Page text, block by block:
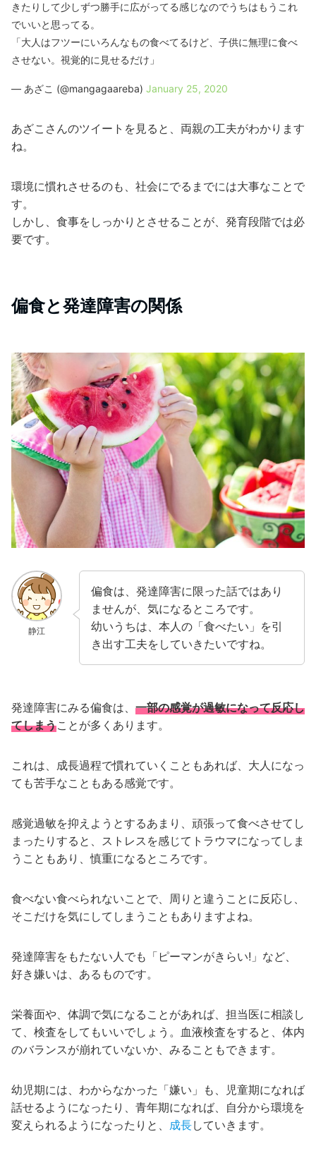
きたりして少しずつ勝手に広がってる感じなのでうちはもうこれ
でいいと思ってる。
「大人はフツーにいろんなもの食べてるけど、子供に無理に食べ
させない。視覚的に見せるだけ」
— あざこ (@mangagaareba) January 25, 2020
あざこさんのツイートを見ると、両親の工夫がわかります
ね。
環境に慣れさせるのも、社会にでるまでには大事なことで
す。
しかし、食事をしっかりとさせることが、発育段階では必
要です。
偏食と発達障害の関係
静江
偏食は、発達障害に限った話ではあり
ませんが、気になるところです。
幼いうちは、本人の「食べたい」を引
き出す工夫をしていきたいですね。
発達障害にみる偏食は、 一部の感覚が過敏になって反応し
てしまうことが多くあります。
これは、成長過程で慣れていくこともあれば、大人になっ
ても苦手なこともある感覚です。
感覚過敏を抑えようとするあまり、頑張って食べさせてし
まったりすると、ストレスを感じてトラウマになってしま
うこともあり、慎重になるところです。
食べない食べられないことで、周りと違うことに反応し、
そこだけを気にしてしまうこともありますよね。
発達障害をもたない人でも「ピーマンがきらい!」など、
好き嫌いは、あるものです。
栄養面や、体調で気になることがあれば、担当医に相談し
て、検査をしてもいいでしょう。血液検査をすると、体内
のバランスが崩れていないか、みることもできます。
幼児期には、わからなかった「嫌い」も、児童期になれば
話せるようになったり、青年期になれば、自分から環境を
変えられるようになったりと、 成長していきます。